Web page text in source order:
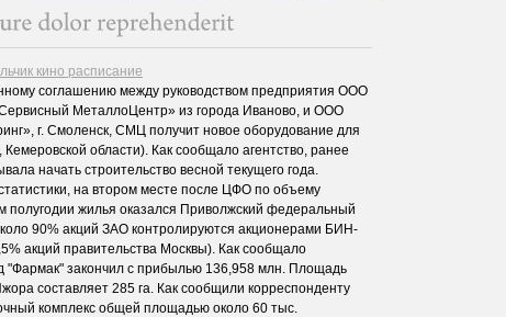
кино расписание
соглашению между руководством предприятия ООО
МеталлоЦентр» из города Иваново, и ООО
г. Смоленск, СМЦ получит новое оборудование для
Кемеровской области). Как сообщало агентство, ранее
начать строительство весной текущего года.
на втором месте после ЦФО по объему
полугодии жилья оказался Приволжский федеральный
90% акций ЗАО контролируются акционерами БИН-
акций правительства Москвы). Как сообщало
"Фармак" закончил с прибылью 136,958 млн. Площадь
составляет 285 га. Как сообщили корреспонденту
комплекс общей площадью около 60 тыс.